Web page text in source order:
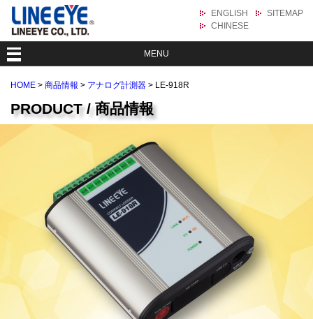
SITEMAP
ENGLISH
CHINESE
MENU
HOME > 商品情報 > アナログ計測器 > LE-918R
PRODUCT / 商品情報